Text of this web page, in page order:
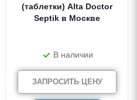
(таблетки) Alta Doctor
Septik в Москве
В наличии
ЗАПРОСИТЬ ЦЕНУ